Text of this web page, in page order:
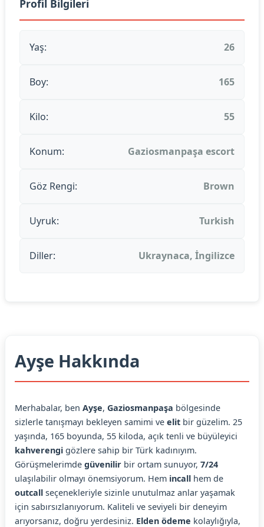
Ayşe Hakkında
Merhabalar, ben Ayşe, Gaziosmanpaşa bölgesinde
sizlerle tanışmayı bekleyen samimi ve elit bir güzelim. 25
yaşında, 165 boyunda, 55 kiloda, açık tenli ve büyüleyici
kahverengi gözlere sahip bir Türk kadınıyım.
Görüşmelerimde güvenilir bir ortam sunuyor, 7/24
ulaşılabilir olmayı önemsiyorum. Hem incall hem de
outcall seçenekleriyle sizinle unutulmaz anlar yaşamak
için sabırsızlanıyorum. Kaliteli ve seviyeli bir deneyim
arıyorsanız, doğru yerdesiniz. Elden ödeme kolaylığıyla,
Profil Bilgileri
Yaş: 26
Boy: 165
Kilo: 55
Konum: Gaziosmanpaşa escort
Göz Rengi: Brown
Uyruk: Turkish
Diller: Ukraynaca, İngilizce